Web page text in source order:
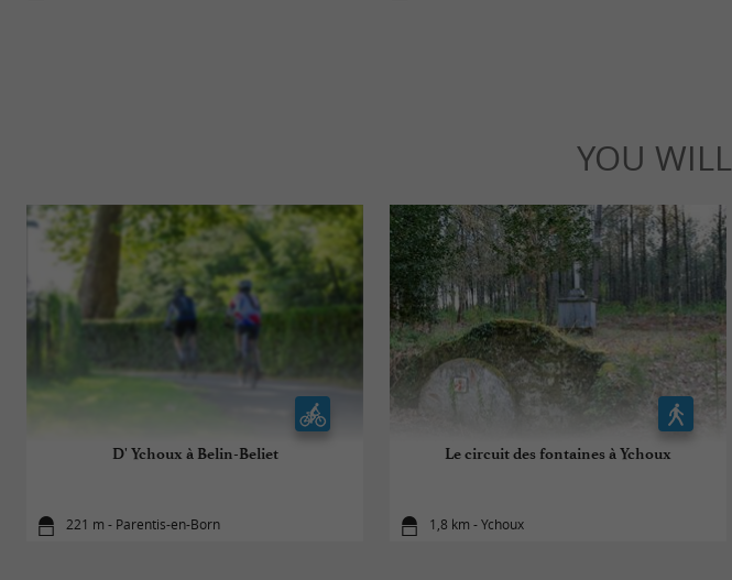
YOU WILL
D' Ychoux à Belin-Beliet
221 m - Parentis-en-Born
Le circuit des fontaines à Ychoux
1,8 km - Ychoux